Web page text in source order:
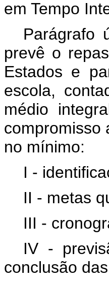
em Tempo
Parágrafo
prevê o
Estados e
escola,
médio
compromisso
no mínimo:
I -
II - metas
III -
IV -
conclusão